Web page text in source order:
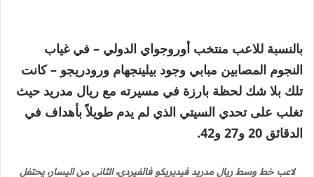
بالنسبة للاعب منتخب أوروجواي الدولي – في غياب
النجوم المصابين مبابي وجود بيلينجهام ورودريجو – كانت
تلك بلا شك لحظة بارزة في مسيرته مع ريال مدريد حيث
تغلب على تحدي السيتي الذي لم يدم طويلاً بأهداف في
الدقائق 20 و27 و42.
لاعب خط وسط ريال مدريد فيديريكو فالفيردي، الثاني من اليسار، يحتفل